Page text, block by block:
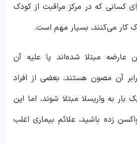
کسانی که در مرکز مراقبت از کودک
کار می‌کنند، بسیار مهم است.
عارضه مبتلا شده‌اند یا علیه آن
آن مصون هستند، بعضی از افراد
به واریسلا مبتلا شوند، اما این
زده باشید، علائم بیماری اغلب